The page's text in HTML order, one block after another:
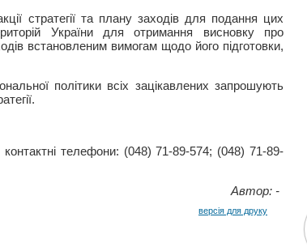
стратегії та плану заходів для подання цих
України для отримання висновку про
встановленим вимогам щодо його підготовки,
політики всіх зацікавлених запрошують
телефони: (048) 71-89-574; (048) 71-89-
Автор: -
версія для друку